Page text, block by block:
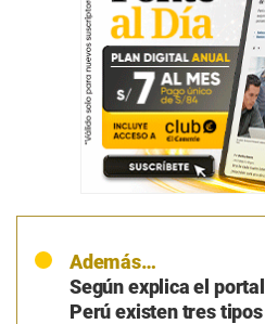
Además…
Según explica el
Perú existen tres